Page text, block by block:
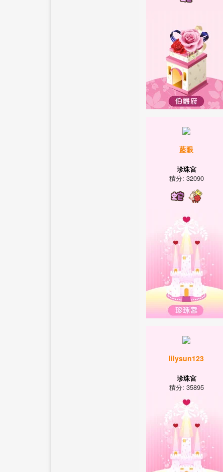
藍眼
珍珠宮
積分: 32090
lilysun123
珍珠宮
積分: 35895